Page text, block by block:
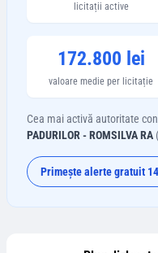
licitații active
172.800 lei
valoare medie per licitație
Cea mai activă autoritate
PADURILOR - ROMSILVA RA (
Primește alerte gratuit